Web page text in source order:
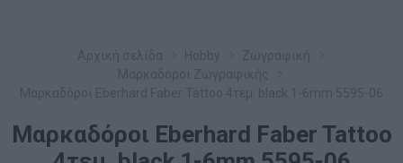
Mαρκαδόροι Eberhard Faber Tattoo